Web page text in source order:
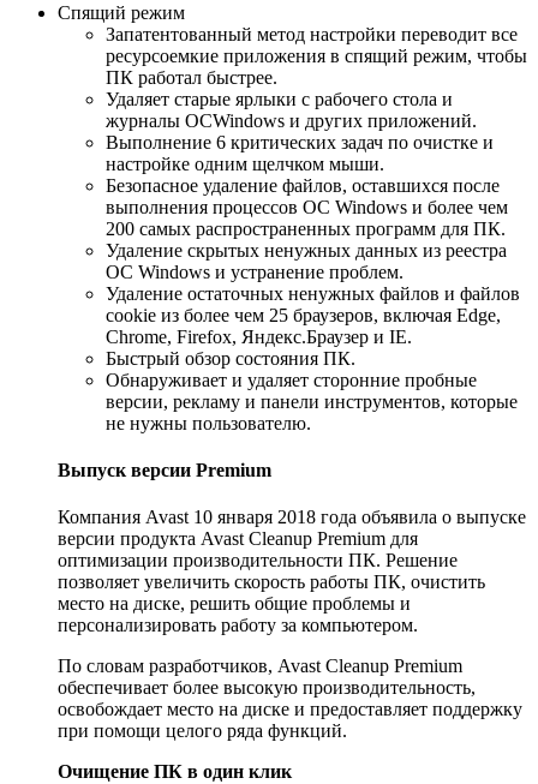
Спящий режим
Запатентованный метод настройки переводит все
ресурсоемкие приложения в спящий режим, чтобы
ПК работал быстрее.
Удаляет старые ярлыки с рабочего стола и
журналы ОСWindows и других приложений.
Выполнение 6 критических задач по очистке и
настройке одним щелчком мыши.
Безопасное удаление файлов, оставшихся после
выполнения процессов ОС Windows и более чем
200 самых распространенных программ для ПК.
Удаление скрытых ненужных данных из реестра
ОС Windows и устранение проблем.
Удаление остаточных ненужных файлов и файлов
cookie из более чем 25 браузеров, включая Edge,
Chrome, Firefox, Яндекс.Браузер и IE.
Быстрый обзор состояния ПК.
Обнаруживает и удаляет сторонние пробные
версии, рекламу и панели инструментов, которые
не нужны пользователю.
Выпуск версии Premium
Компания Avast 10 января 2018 года объявила о выпуске
версии продукта Avast Cleanup Premium для
оптимизации производительности ПК. Решение
позволяет увеличить скорость работы ПК, очистить
место на диске, решить общие проблемы и
персонализировать работу за компьютером.
По словам разработчиков, Avast Cleanup Premium
обеспечивает более высокую производительность,
освобождает место на диске и предоставляет поддержку
при помощи целого ряда функций.
Очищение ПК в один клик